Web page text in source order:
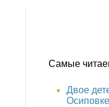
Самые
Двое